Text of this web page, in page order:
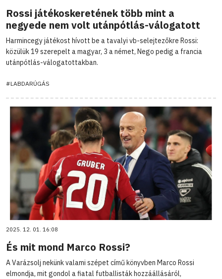
Rossi játékoskeretének több mint a
negyede nem volt utánpótlás-válogatott
Harmincegy játékost hívott be a tavalyi vb-selejtezőkre Rossi:
közülük 19 szerepelt a magyar, 3 a német, Nego pedig a francia
utánpótlás-válogatottakban.
#LABDARÚGÁS
2025. 12. 01. 16:08
És mit mond Marco Rossi?
A Varázsolj nekünk valami szépet című könyvben Marco Rossi
elmondja, mit gondol a fiatal futballisták hozzáállásáról,